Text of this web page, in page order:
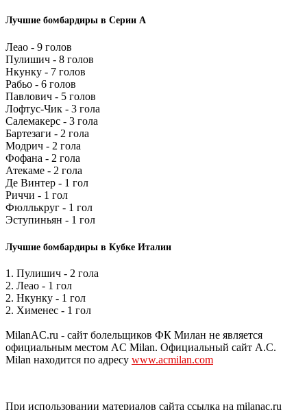
Лучшие бомбардиры в Серии А
Леао - 9 голов
Пулишич - 8 голов
Нкунку - 7 голов
Рабьо - 6 голов
Павлович - 5 голов
Лофтус-Чик - 3 гола
Салемакерс - 3 гола
Бартезаги - 2 гола
Модрич - 2 гола
Фофана - 2 гола
Атекаме - 2 гола
Де Винтер - 1 гол
Риччи - 1 гол
Фюллькруг - 1 гол
Эступиньян - 1 гол
Лучшие бомбардиры в Кубке Италии
1. Пулишич - 2 гола
2. Леао - 1 гол
2. Нкунку - 1 гол
2. Хименес - 1 гол
MilanAC.ru - сайт болельщиков ФК Милан не является
официальным местом AC Milan. Официальный сайт A.C.
Milan находится по адресу www.acmilan.com
При использовании материалов сайта ссылка на milanac.ru